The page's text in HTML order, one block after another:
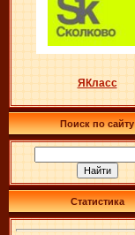
ЯКласс
Поиск по сайту
Статистика